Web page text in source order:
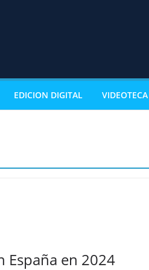
EDICION DIGITAL VIDEOTECA
España en 2024